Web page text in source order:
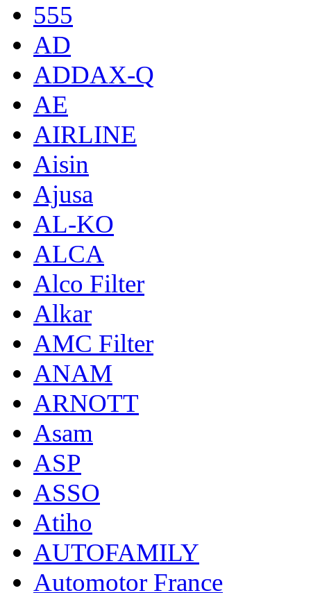
555
AD
ADDAX-Q
AE
AIRLINE
Aisin
Ajusa
AL-KO
ALCA
Alco Filter
Alkar
AMC Filter
ANAM
ARNOTT
Asam
ASP
ASSO
Atiho
AUTOFAMILY
Automotor France